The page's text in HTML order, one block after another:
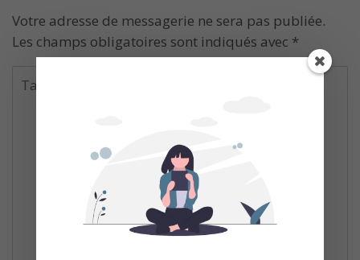
Votre adresse de messagerie ne sera pas publiée.
Les champs obligatoires sont indiqués avec *